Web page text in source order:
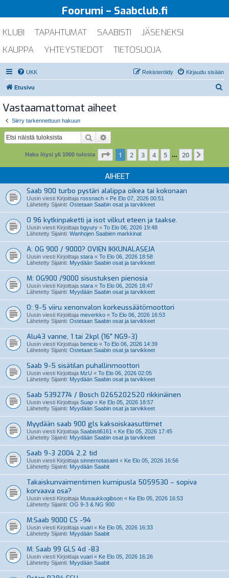
Foorumi – Saabclub.fi
KLUBI TAPAHTUMAT SAABISTI
JÄSENEKSI
KAUPPA
YHTEYSTIEDOT TIETOSUOJA
UKK Kirjaudu sisään
Rekisteröidy
Etusivu
Vastaamattomat aiheet
Siirry tarkennettuun hakuun
Etsi
Haku löysi yli 1000 tulosta Sivu /20
1 2 3 4 5 … 20
AIHEET
Saab 900 turbo pystäri alalippa oikea tai kokonaan
Uusin viesti Kirjoittaja rossnach « Pe Elo 07, 2026 00:51
Lähetetty Sijainti: Ostetaan Saabin osat ja tarvikkeet
O 96 kytkinpaketti ja isot vilkut eteen ja taakse.
Uusin viesti Kirjoittaja bgyury « To Elo 06, 2026 19:48
Lähetetty Sijainti: Wanhojen Saabien markkinat
A: OG 900 / 9000? OVIEN IKKUNALASEJA
Uusin viesti Kirjoittaja stara « To Elo 06, 2026 18:58
Lähetetty Sijainti: Myydään Saabin osat ja tarvikkeet
M: OG900 /9000 sisustuksen pienosia
Uusin viesti Kirjoittaja stara « To Elo 06, 2026 18:47
Lähetetty Sijainti: Myydään Saabin osat ja tarvikkeet
O: 9-5 viiru xenonvalon korkeussäätömoottori
Uusin viesti Kirjoittaja meverkko « To Elo 06, 2026 16:53
Lähetetty Sijainti: Ostetaan Saabin osat ja tarvikkeet
Alu43 vanne, 1 tai 2kpl (16" NG9-3)
Uusin viesti Kirjoittaja benicio « To Elo 06, 2026 14:39
Lähetetty Sijainti: Ostetaan Saabin osat ja tarvikkeet
Saab 9-5 sisätilan puhallinmoottori
Uusin viesti Kirjoittaja MzU « To Elo 06, 2026 02:05
Lähetetty Sijainti: Myydään Saabin osat ja tarvikkeet
Saab 5392774 / Bosch 0265202520 rikkinäinen
Uusin viesti Kirjoittaja Suap « Ke Elo 05, 2026 18:57
Lähetetty Sijainti: Myydään Saabin osat ja tarvikkeet
Myydään saab 900 gls kaksoiskaasuttimet
Uusin viesti Kirjoittaja Saabisti6161 « Ke Elo 05, 2026 17:45
Lähetetty Sijainti: Myydään Saabin osat ja tarvikkeet
Saab 9-3 2004 2.2 tid
Uusin viesti Kirjoittaja sinnernotasaint « Ke Elo 05, 2026 16:56
Lähetetty Sijainti: Myydään Saabit
Takaiskunvaimentimen kumipusla 5059530 – sopiva
korvaava osa?
Uusin viesti Kirjoittaja Musaukkogibson « Ke Elo 05, 2026 16:53
Lähetetty Sijainti: OG 9-3 & NG 900
M:Saab 9000 CS -94
Uusin viesti Kirjoittaja vuari « Ke Elo 05, 2026 16:33
Lähetetty Sijainti: Myydään Saabit
M: Saab 99 GLS 4d -83
Uusin viesti Kirjoittaja vuari « Ke Elo 05, 2026 16:26
Lähetetty Sijainti: Myydään Saabit